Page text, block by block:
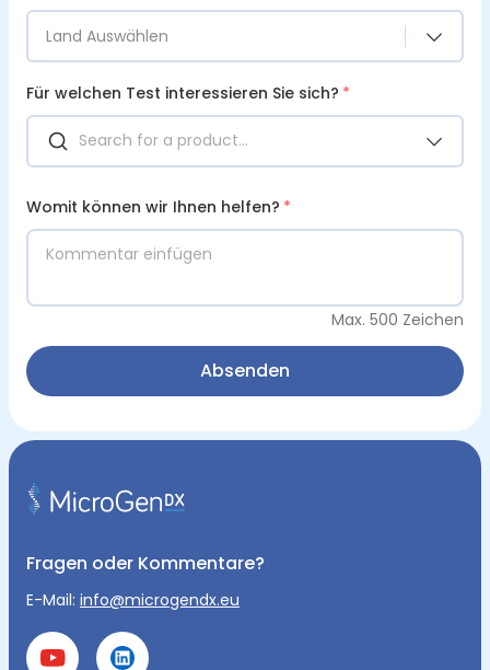
Land Auswählen
Für welchen Test interessieren Sie sich? *
Womit können wir Ihnen helfen? *
Max. 500 Zeichen
Absenden
Fragen oder Kommentare?
E-Mail: info@microgendx.eu